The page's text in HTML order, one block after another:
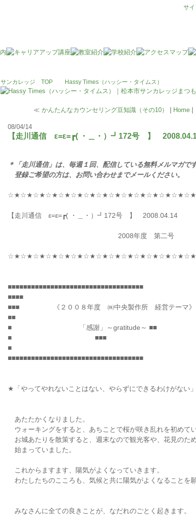
サ
サンカレッジ TOP Hassy Times（ハッシー・タイムス）
≪ かんたんなカウンセリング豆知識（その10） | Home |
08/04/14
【走川通信 ε=ε=┏( ・＿・）┛172号 】
＊「走川通信」は、毎週１回、配信している無料メルマガです
登録ご希望の方は、お問い合わせまでメールください。
【走川通信 ε=ε=┏( ・＿・）┛172号 】 2008.04.14
2008年度 第二号
■■■■■■■■■■■■■■■■■■■■■■■■■■■■■■■■■■■
■■■■
■■■ 《２００８年度 ㈱中央製作所 経営
■■
■ 「感謝」～gratitude～ ■■
■ ■■■
■
■■■■■■■■■■■■■■■■■■■■■■■■■■■■■■■■■■■
★「やってやれないことはない、やらずにできるわけがない
あたたかくなりました。
ウォーキングをすると、あちことで桜が咲き乱れを初めてい
お城あたりを散策すると、週末なので観光客や、花見のた
始まっていました。
これからますます、陽気がよくなっていきます。
わたしたちのこころも、気候と共に陽気がよくなることを願
みなさんに全ての良きことが、なだれのごとく起きます。